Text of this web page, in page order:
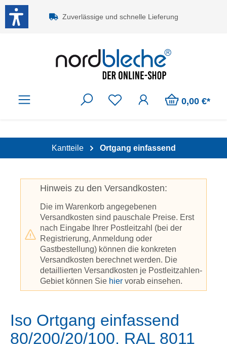
Zum Hauptinhalt springen
Zuverlässige und schnelle Lieferung
0,00 €*
Kantteile Ortgang einfassend
Hinweis zu den Versandkosten:
Die im Warenkorb angegebenen
Versandkosten sind pauschale Preise. Erst
nach Eingabe Ihrer Postleitzahl (bei der
Registrierung, Anmeldung oder
Gastbestellung) können die konkreten
Versandkosten berechnet werden. Die
detaillierten Versandkosten je Postleitzahlen-
Gebiet können Sie hier vorab einsehen.
Iso Ortgang einfassend
80/200/20/100, RAL 8011